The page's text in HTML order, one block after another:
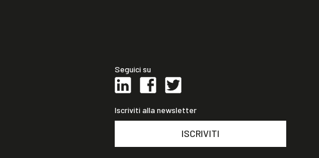
Seguici su
Iscriviti alla newsletter
ISCRIVITI